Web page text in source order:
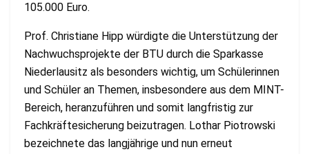
105.000 Euro.
Prof. Christiane Hipp würdigte die Unterstützung der
Nachwuchsprojekte der BTU durch die Sparkasse
Niederlausitz als besonders wichtig, um Schülerinnen
und Schüler an Themen, insbesondere aus dem MINT-
Bereich, heranzuführen und somit langfristig zur
Fachkräftesicherung beizutragen. Lothar Piotrowski
bezeichnete das langjährige und nun erneut